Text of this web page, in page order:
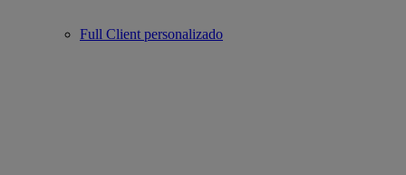
Full Client personalizado